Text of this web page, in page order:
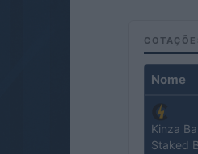
Nome
Kinza
Staked